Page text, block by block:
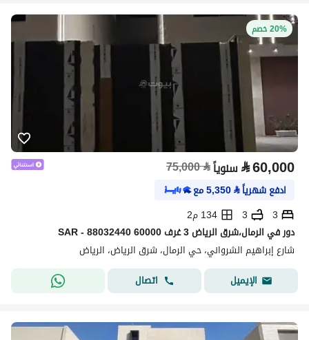
20% خصم
⃁60,000 سنوياً⃁
75,000
ادفع شهرياً⃁
5,350مع
3
3
134 م2
دور في الرمال،شرق الرياض 3 غرف 60000 SAR - 88032440
شارع إبراهيم الشرواني، حي الرمال، شرق الرياض، الرياض
الإيميل
اتصال